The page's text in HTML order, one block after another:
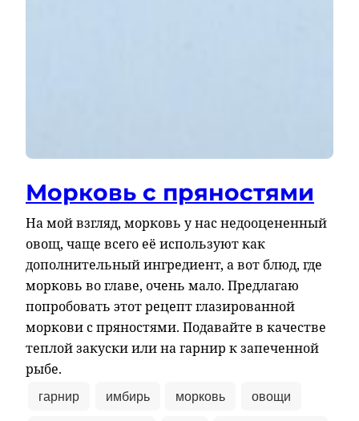
Морковь с пряностями
На мой взгляд, морковь у нас недооцененный
овощ, чаще всего её используют как
дополнительный ингредиент, а вот блюд, где
морковь во главе, очень мало. Предлагаю
попробовать этот рецепт глазированной
моркови с пряностями. Подавайте в качестве
теплой закуски или на гарнир к запеченной
рыбе.
гарнир имбирь морковь овощи